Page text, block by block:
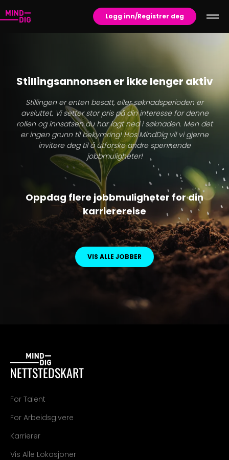
Logg inn/Registrer deg
Stillingsannonsen er ikke lenger aktiv
Stillingen er enten besatt, eller søknadsperioden er
avsluttet. Vi setter stor pris på din interesse for denne
rollen og innsatsen du har lagt ned i søknaden. Men det
er ingen grunn til bekymring! Hos MindDig vil vi gjerne
invitere deg til å utforske andre spennende
jobbmuligheter!
Oppdag flere jobbmuligheter for din
karrierereise
VIS ALLE JOBBER
NETTSTEDSKART
For Talent
For Arbeidsgivere
Karrierer
Vis Alle Lokasjoner